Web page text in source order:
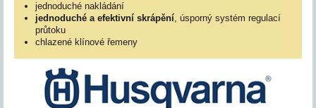
jednoduché nakládání
jednoduché a efektivní skrápění, úsporný systém regulací
průtoku
chlazené klínové řemeny